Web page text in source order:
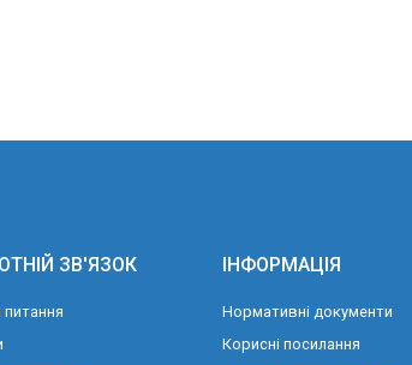
ЗВ'ЯЗОК
питання
ІНФОРМАЦІЯ
Нормативні документи
Корисні посилання